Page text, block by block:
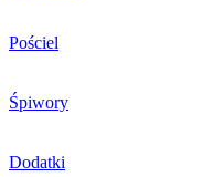
Pościel
Śpiwory
Dodatki